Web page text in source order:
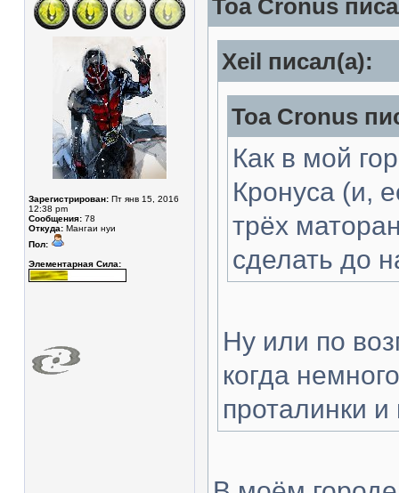
Зарегистрирован: Пт янв 15, 2016
12:38 pm
Сообщения: 78
Откуда: Мангаи нуи
Пол:
Элементарная Сила:
Toa Cronus
Xeil писал(а):
Toa Cronus
Как в мой
Кронуса (и,
трёх
сделать до
Ну или по
когда
проталинки